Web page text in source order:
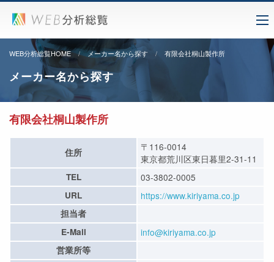
WEB分析総覧HOME メーカー名から探す 有限会社桐山製作所
メーカー名から探す
有限会社桐山製作所
住所
〒116-0014
東京都荒川区東日暮里2-31-11
TEL 03-3802-0005
URL https://www.kiriyama.co.jp
担当者
E-Mail
info@kiriyama.co.jp
営業所等